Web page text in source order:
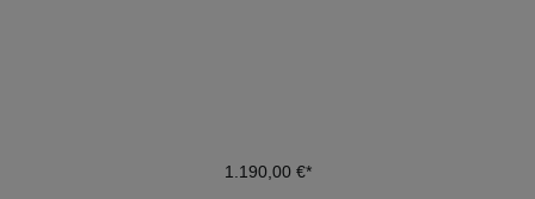
1.190,00 €*
DETAILS